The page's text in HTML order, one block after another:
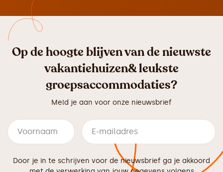
Op de hoogte blijven van de nieuwste
vakantiehuizen& leukste
groepsaccommodaties?
Meld je aan voor onze nieuwsbrief
Door je in te schrijven voor de nieuwsbrief ga je akkoord